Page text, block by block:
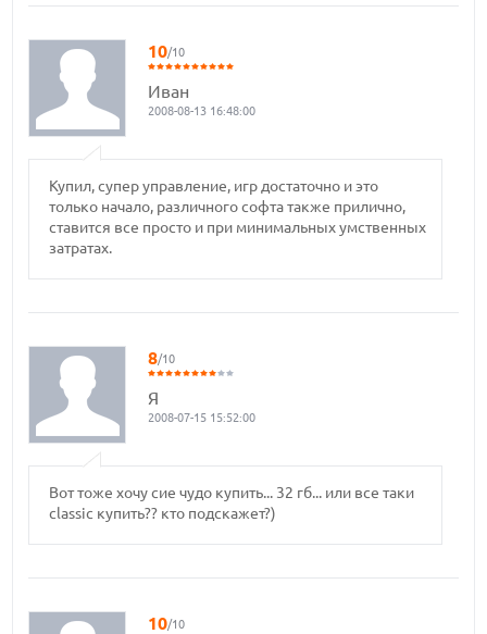
10/10
Иван
2008-08-13 16:48:00
Купил, супер управление, игр достаточно и это
только начало, различного софта также прилично,
ставится все просто и при минимальных умственных
затратах.
8/10
Я
2008-07-15 15:52:00
Вот тоже хочу сие чудо купить... 32 гб... или все таки
classic купить?? кто подскажет?)
10/10